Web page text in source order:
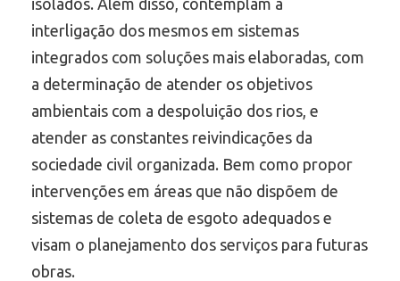
interligação dos mesmos em sistemas
integrados com soluções mais elaboradas, com
a determinação de atender os objetivos
ambientais com a despoluição dos rios, e
atender as constantes reivindicações da
sociedade civil organizada. Bem como propor
intervenções em áreas que não dispõem de
sistemas de coleta de esgoto adequados e
visam o planejamento dos serviços para futuras
obras.